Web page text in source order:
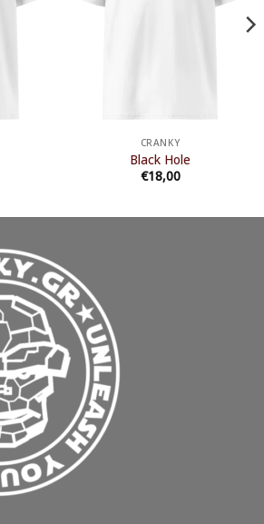
CRANKY
Black Hole
€18,00